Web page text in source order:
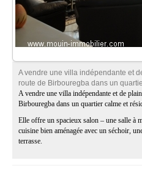
A vendre une villa indépendante et
route de Birbouregba dans un
A vendre une villa indépendante et de
Birbouregba dans un quartier calme et
Elle offre un spacieux salon – une salle à
cuisine bien aménagée avec un séchoir,
terrasse.